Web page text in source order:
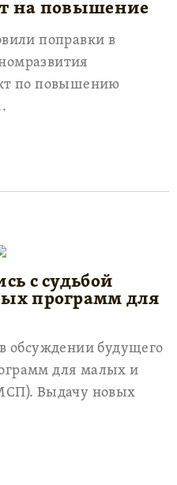
на повышение
поправки в
по повышению
с судьбой
программ для
обсуждении будущего
для малых и
Выдачу новых